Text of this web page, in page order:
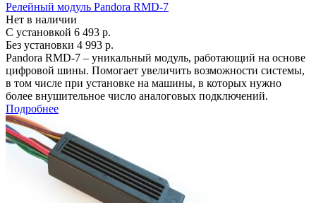
Релейный модуль Pandora RMD-7
Нет в наличии
С установкой 6 493 р.
Без установки 4 993 р.
Pandora RMD-7 – уникальный модуль, работающий на основе
цифровой шины. Помогает увеличить возможности системы,
в том числе при установке на машины, в которых нужно
более внушительное число аналоговых подключений.
Подробнее